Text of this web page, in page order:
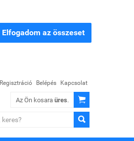
Elfogadom az összeset
Regisztráció Belépés Kapcsolat
Az Ön kosara üres.

